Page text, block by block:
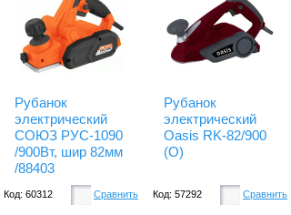
Рубанок
электрический
СОЮЗ PУС-1090
/900Вт, шир 82мм
/88403
Код: 60312 Сравнить
Рубанок
электрический
Oasis RK-82/900
(O)
Код: 57292 Сравнить